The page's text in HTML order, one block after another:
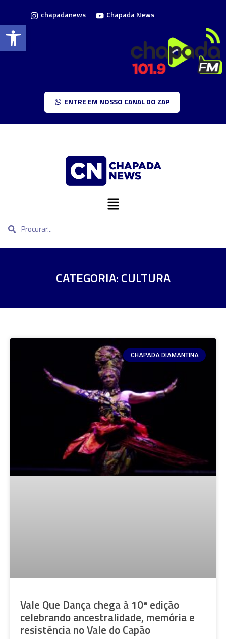
Barra de Ferramentas Aberta
chapadanews Chapada News
ENTRE EM NOSSO CANAL DO ZAP
CATEGORIA: CULTURA
CHAPADA DIAMANTINA
Vale Que Dança chega à 10ª edição
celebrando ancestralidade, memória e
resistência no Vale do Capão